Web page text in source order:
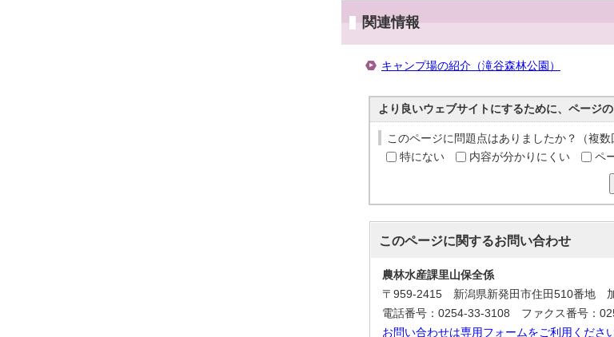
関連情報
キャンプ場の紹介（滝谷森林公園）
より良いウェブサイトにするために、ページ
このページに問題点はありましたか？（複数
特にない
内容が分かりにくい ペ
このページに関するお問い合わせ
農林水産課里山保全係
〒959-2415 新潟県新発田市住田510番地
電話番号：0254-33-3108 ファクス番号：
お問い合わせは専用フォームをご利用ください